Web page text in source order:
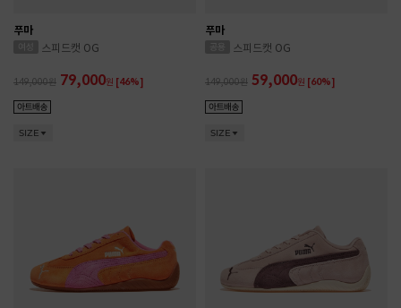
푸마
스피드캣 OG
149,000 79,000원 [46%]
SIZE
푸마
스피드캣 OG
149,000 59,000원 [60%]
SIZE